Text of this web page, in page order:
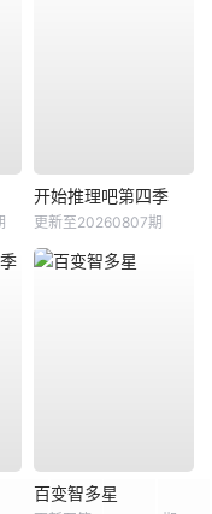
开始推理吧第四季
更新至20260807期
百变智多星